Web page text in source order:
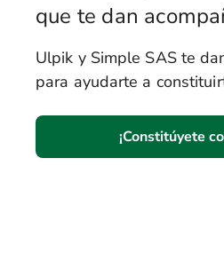
que te dan
Ulpik y Simple SAS te
para ayudarte a
¡Constitúyete